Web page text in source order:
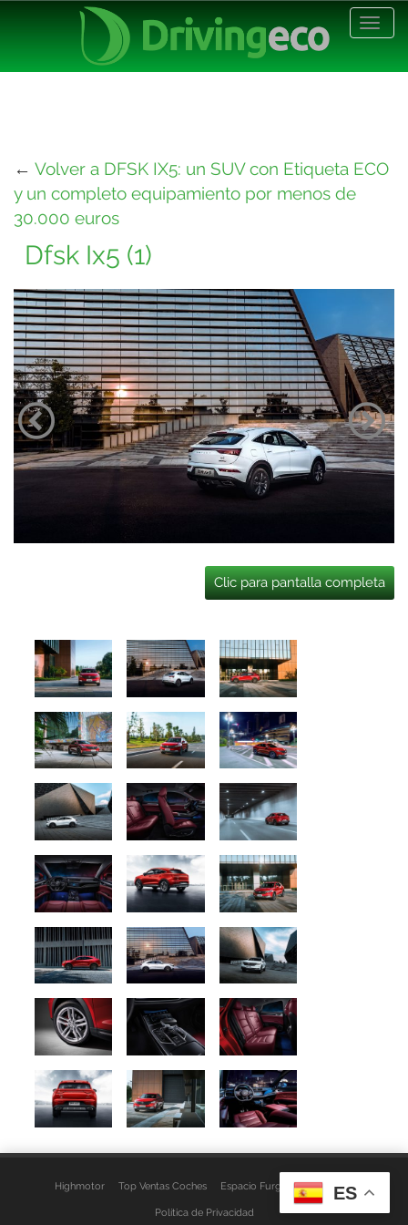
← Volver a DFSK IX5: un SUV con Etiqueta ECO
y un completo equipamiento por menos de
30.000 euros
Dfsk Ix5 (1)
Clic para pantalla completa
Highmotor Top Ventas Coches Espacio Furgo Aviso Legal
Política de Privacidad
ES